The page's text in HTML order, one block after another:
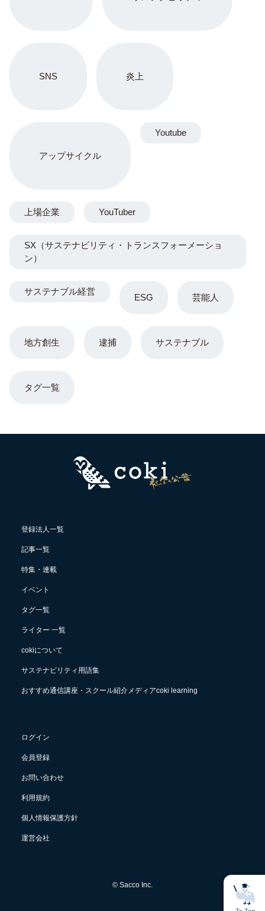
SNS 炎上
アップサイクル
ESG 芸能人
地方創生 逮捕 サステナブル
Youtube
上場企業 YouTuber
SX（サステナビリティ・トランスフォーメーショ
ン）
サステナブル経営
タグ一覧
登録法人一覧
記事一覧
特集・連載
イベント
タグ一覧
ライター 一覧
cokiについて
サステナビリティ用語集
おすすめ通信講座・スクール紹介メディアcoki learning
ログイン
会員登録
お問い合わせ
利用規約
個人情報保護方針
運営会社
© Sacco Inc.